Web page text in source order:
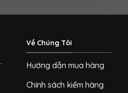
Về Chúng Tôi
Hướng dẫn mua hàng
Chính sách kiểm hàng